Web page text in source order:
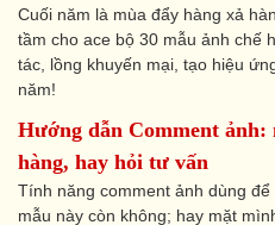
Cuối năm là mùa đẩy hàng xả
tầm cho ace bộ 30 mẫu ảnh chế
tác, lồng khuyến mại, tạo hiệu
năm!
Hướng dẫn Comment ảnh:
hàng, hay hỏi tư vấn
Tính năng comment ảnh dùng
mẫu này còn không; hay mặt